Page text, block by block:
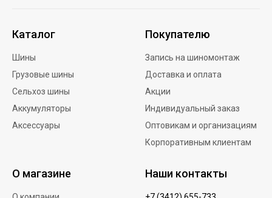
Каталог
Шины
Грузовые шины
Сельхоз шины
Аккумуляторы
Аксессуары
Покупателю
Запись на шиномонтаж
Доставка и оплата
Акции
Индивидуальный заказ
Оптовикам и организациям
Корпоративным клиентам
О магазине Наши контакты